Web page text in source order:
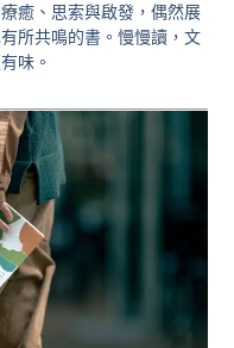
癒、思索與啟發，偶然展
所共鳴的書。慢慢讀，文
味。